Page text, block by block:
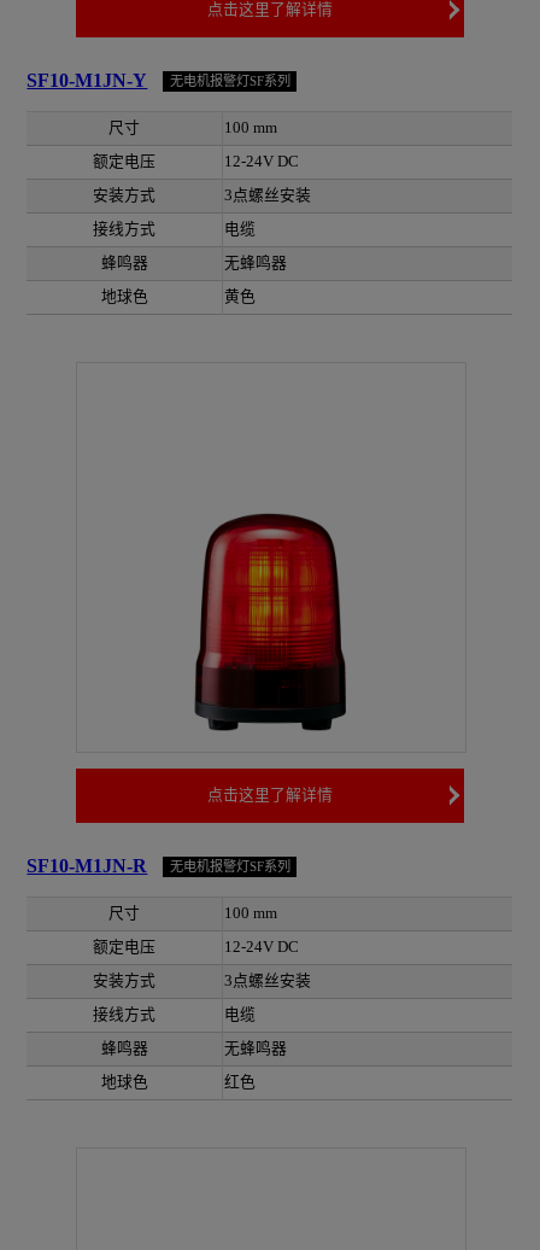
点击这里了解详情
SF10-M1JN-Y 无电机报警灯SF系列
尺寸
100 mm
额定电压
12-24V DC
安装方式
3点螺丝安装
接线方式
电缆
蜂鸣器
无蜂鸣器
地球色
黄色
点击这里了解详情
SF10-M1JN-R 无电机报警灯SF系列
尺寸
100 mm
额定电压
12-24V DC
安装方式
3点螺丝安装
接线方式
电缆
蜂鸣器
无蜂鸣器
地球色
红色